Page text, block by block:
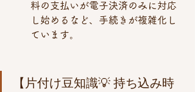
料の支払いが電子決済のみに対応
し始めるなど、手続きが複雑化し
ています。
【片付け豆知識💡 持ち込み時